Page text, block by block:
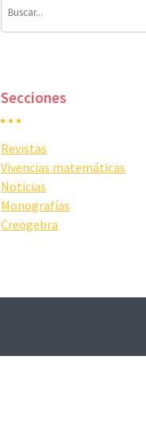
Secciones
Revistas
Vivencias matemáticas
Noticias
Monografías
Creogebra